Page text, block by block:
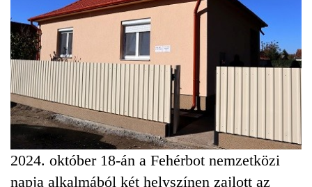
2024. október 18-án a Fehérbot nemzetközi
napja alkalmából két helyszínen zajlott az